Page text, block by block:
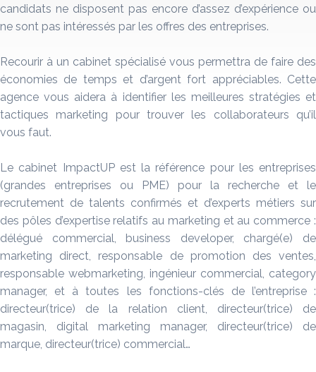
candidats ne disposent pas encore d’assez d’expérience ou
ne sont pas intéressés par les offres des entreprises.
Recourir à un cabinet spécialisé vous permettra de faire des
économies de temps et d’argent fort appréciables. Cette
agence vous aidera à identifier les meilleures stratégies et
tactiques marketing pour trouver les collaborateurs qu’il
vous faut.
Le cabinet ImpactUP est la référence pour les entreprises
(grandes entreprises ou PME) pour la recherche et le
recrutement de talents confirmés et d’experts métiers sur
des pôles d’expertise relatifs au marketing et au commerce :
délégué commercial, business developer, chargé(e) de
marketing direct, responsable de promotion des ventes,
responsable webmarketing, ingénieur commercial, category
manager, et à toutes les fonctions-clés de l’entreprise :
directeur(trice) de la relation client, directeur(trice) de
magasin, digital marketing manager, directeur(trice) de
marque, directeur(trice) commercial…